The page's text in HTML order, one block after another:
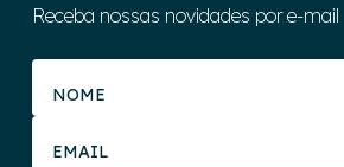
Receba nossas novidades por e-mail